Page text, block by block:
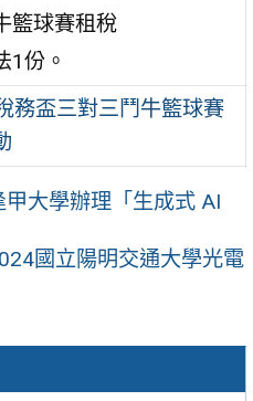
籃球賽租稅
1份。
務盃三對三鬥牛籃球賽
甲大學辦理「生成式 AI
國立陽明交通大學光電